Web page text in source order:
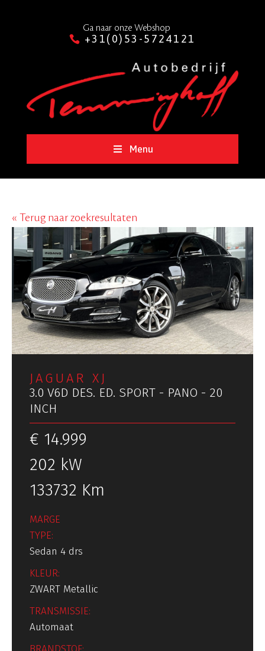
Ga naar onze Webshop
+31(0)53-5724121
Menu
« Terug naar zoekresultaten
JAGUAR XJ
3.0 V6D DES. ED. SPORT - PANO - 20
INCH
€ 14.999
202 kW
133732 Km
MARGE
TYPE:
Sedan 4 drs
KLEUR:
ZWART Metallic
TRANSMISSIE:
Automaat